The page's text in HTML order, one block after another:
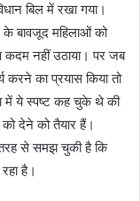
बिल में रखा गया।
के बावजूद महिलाओं को
कदम नहीं उठाया। पर जब
करने का प्रयास किया तो
में ये स्पष्ट कह चुके थे की
को देने को तैयार हैं।
तरह से समझ चुकी है कि
है।